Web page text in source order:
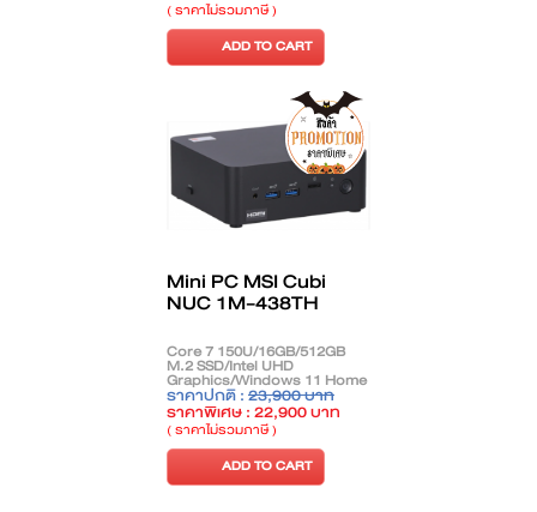
( ราคาไม่รวมภาษี )
ADD TO CART
Mini PC MSI Cubi
NUC 1M-438TH
Core 7 150U/16GB/512GB
M.2 SSD/Intel UHD
Graphics/Windows 11 Home
+ Microsoft Office Home
2024/Black
ราคาปกติ : 23,900 บาท
ราคาพิเศษ : 22,900 บาท
( ราคาไม่รวมภาษี )
ADD TO CART